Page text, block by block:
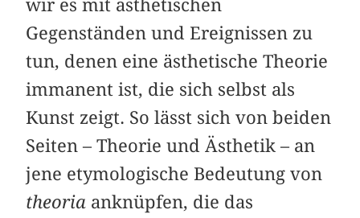
wir es mit ästhetischen
Gegenständen und Ereignissen zu
tun, denen eine ästhetische Theorie
immanent ist, die sich selbst als
Kunst zeigt. So lässt sich von beiden
Seiten – Theorie und Ästhetik – an
jene etymologische Bedeutung von
theoria anknüpfen, die das